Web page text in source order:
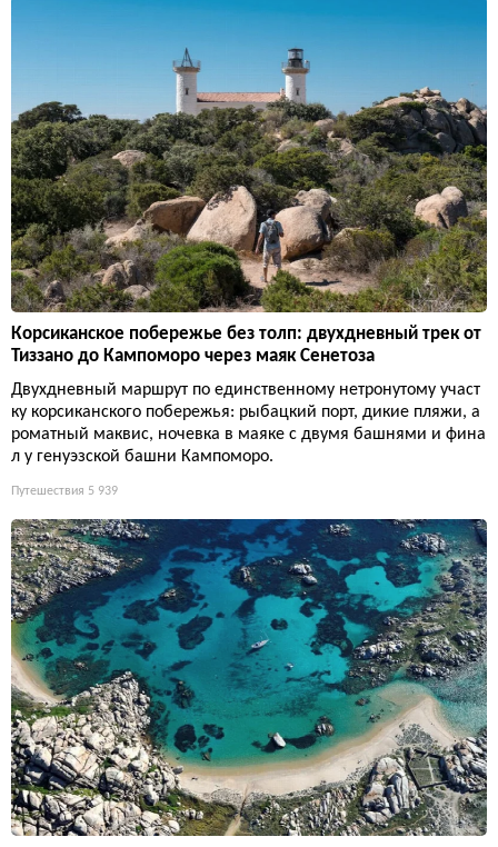
Корсиканское побережье без толп: двухдневный трек от
Тиззано до Кампоморо через маяк Сенетоза
Двухдневный маршрут по единственному нетронутому участ
ку корсиканского побережья: рыбацкий порт, дикие пляжи, а
роматный маквис, ночевка в маяке с двумя башнями и фина
л у генуэзской башни Кампоморо.
Путешествия 5 939